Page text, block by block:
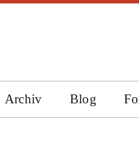
Archiv Blog